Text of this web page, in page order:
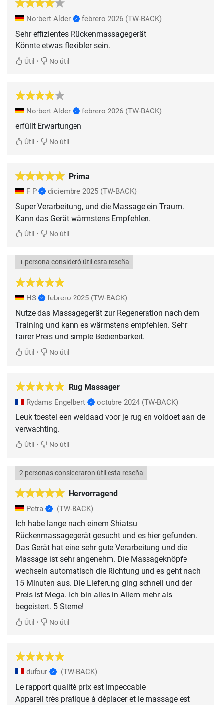
Norbert Alder febrero 2026 (TW-BACK)
Sehr effizientes Rückenmassagegerät.
Útil • No útil
Norbert Alder febrero 2026 (TW-BACK)
erfüllt Erwartungen
Útil • No útil
Prima
F P diciembre 2025 (TW-BACK)
Super Verarbeitung, und die Massage ein Traum.
Kann das Gerät wärmstens Empfehlen.
Útil • No útil
1 persona consideró útil esta reseña
HS febrero 2025 (TW-BACK)
Nutze das Massagegerät zur Regeneration nach dem
Training und kann es wärmstens empfehlen. Sehr
fairer Preis und simple Bedienbarkeit.
Útil • No útil
Rug Massager
Rydams Engelbert octubre 2024 (TW-BACK)
Leuk toestel een weldaad voor je rug en voldoet aan de
verwachting.
Útil • No útil
Hervorragend
2 personas consideraron útil esta reseña
Petra (TW-BACK)
Ich habe lange nach einem Shiatsu
Rückenmassagegerät gesucht und es hier gefunden.
Das Gerät hat eine sehr gute Verarbeitung und die
Massage ist sehr angenehm. Die Massageknöpfe
wechseln automatisch die Richtung und es geht nach
15 Minuten aus. Die Lieferung ging schnell und der
Preis ist Mega. Ich bin alles in Allem mehr als
begeistert. 5 Sterne!
Útil • No útil
dufour (TW-BACK)
Le rapport qualité prix est impeccable
Appareil très pratique à déplacer et le massage est